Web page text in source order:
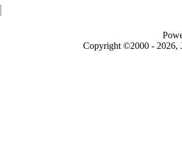
Copyright ©2000 - 2026,